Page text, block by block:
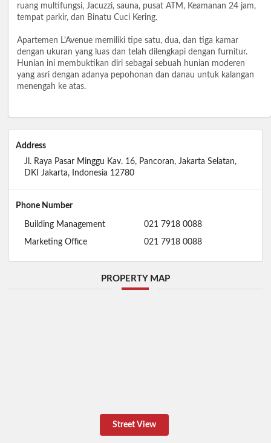
ruang multifungsi, Jacuzzi, sauna, pusat ATM, Keamanan 24 jam,
tempat parkir, dan Binatu Cuci Kering.
Apartemen L'Avenue memiliki tipe satu, dua, dan tiga kamar
dengan ukuran yang luas dan telah dilengkapi dengan furnitur.
Hunian ini membuktikan diri sebagai sebuah hunian moderen
yang asri dengan adanya pepohonan dan danau untuk kalangan
menengah ke atas.
Address
Jl. Raya Pasar Minggu Kav. 16, Pancoran, Jakarta Selatan,
DKI Jakarta, Indonesia 12780
Phone Number
Building Management 021 7918 0088
Marketing Office 021 7918 0088
PROPERTY MAP
Street View